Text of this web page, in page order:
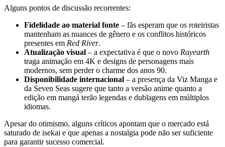
Alguns pontos de discussão recorrentes:
Fidelidade ao material fonte – fãs esperam que os roteiristas
mantenham as nuances de gênero e os conflitos históricos
presentes em Red River.
Atualização visual – a expectativa é que o novo Rayearth
traga animação em 4K e designs de personagens mais
modernos, sem perder o charme dos anos 90.
Disponibilidade internacional – a presença da Viz Manga e
da Seven Seas sugere que tanto a versão anime quanto a
edição em mangá terão legendas e dublagens em múltiplos
idiomas.
Apesar do otimismo, alguns críticos apontam que o mercado está
saturado de isekai e que apenas a nostalgia pode não ser suficiente
para garantir sucesso comercial.